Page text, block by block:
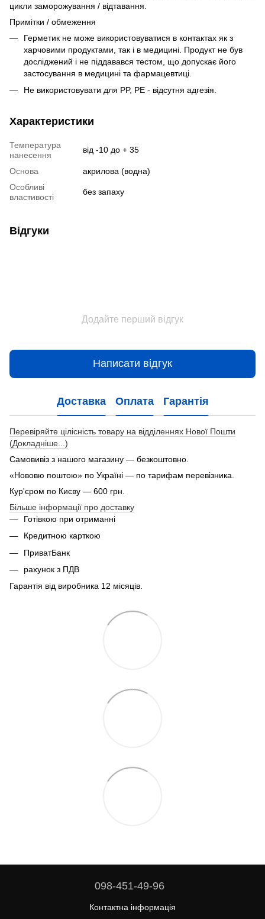
цикли заморожування / відтавання.
Примітки / обмеження
Герметик не може використовуватися в контактах як з
харчовими продуктами, так і в медицині. Продукт не був
досліджений і не піддавався тестом, що допускає його
застосування в медицині та фармацевтиці.
Не використовувати для PP, PE - відсутня адгезія.
Характеристики
Температура
нанесення
від -10 до + 35
Основа
акрилова (водна)
Особливі
властивості
без запаху
Відгуки
Додайте перший відгук
Написати відгук
Доставка Оплата Гарантія
Перевіряйте цілісність товару на відділеннях Нової Пошти
(Докладніше...)
Самовивіз з нашого магазину — безкоштовно.
«Нововю поштою» по Україні — по тарифам перевізника.
Кур'єром по Києву — 600 грн.
Більше інформації про доставку
Готівкою при отриманні
Кредитною карткою
ПриватБанк
рахунок з ПДВ
Гарантія від виробника 12 місяців.
098-451-49-96
Контактна інформація